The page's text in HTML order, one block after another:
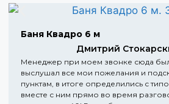
Баня Квадро 6 м
Дмитрий
Менеджер при моем звонке сюда
выслушал все мои пожелания и
пунктам, в итоге определились с
вместе с ним прямо во время